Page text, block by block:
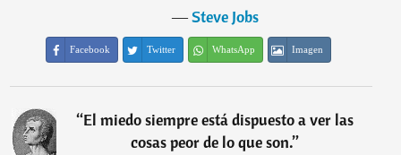
―Steve Jobs
Facebook Twitter WhatsApp Imagen
“El miedo siempre está dispuesto a ver las
cosas peor de lo que son.”